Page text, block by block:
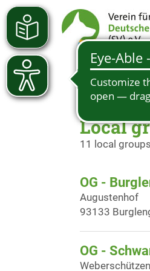
Local
11 local
OG -
Augustenhof
93133
OG -